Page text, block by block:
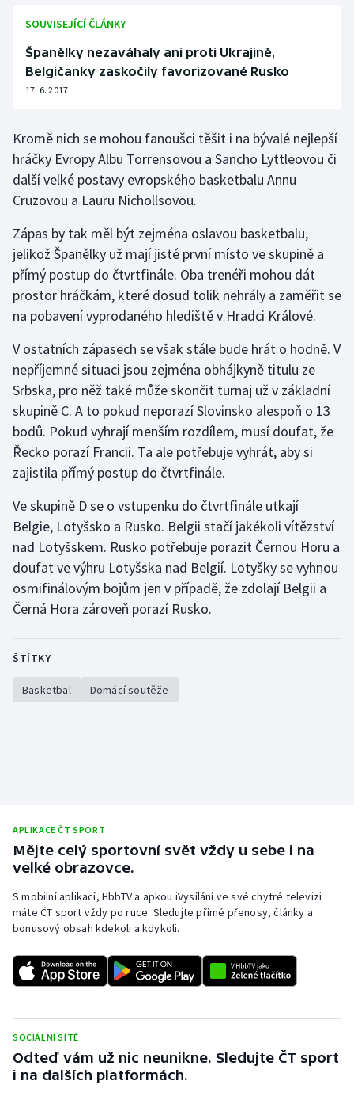
Triatlon
Veslování
Volejbal
Ostatní
SOUVISEJÍCÍ ČLÁNKY
Španělky nezaváhaly ani proti Ukrajině,
Belgičanky zaskočily favorizované Rusko
17. 6. 2017
Kromě nich se mohou fanoušci těšit i na bývalé nejlepší
hráčky Evropy Albu Torrensovou a Sancho Lyttleovou či
další velké postavy evropského basketbalu Annu
Cruzovou a Lauru Nichollsovou.
Zápas by tak měl být zejména oslavou basketbalu,
jelikož Španělky už mají jisté první místo ve skupině a
přímý postup do čtvrtfinále. Oba trenéři mohou dát
prostor hráčkám, které dosud tolik nehrály a zaměřit se
na pobavení vyprodaného hlediště v Hradci Králové.
V ostatních zápasech se však stále bude hrát o hodně. V
nepříjemné situaci jsou zejména obhájkyně titulu ze
Srbska, pro něž také může skončit turnaj už v základní
skupině C. A to pokud neporazí Slovinsko alespoň o 13
bodů. Pokud vyhrají menším rozdílem, musí doufat, že
Řecko porazí Francii. Ta ale potřebuje vyhrát, aby si
zajistila přímý postup do čtvrtfinále.
Ve skupině D se o vstupenku do čtvrtfinále utkají
Belgie, Lotyšsko a Rusko. Belgii stačí jakékoli vítězství
nad Lotyšskem. Rusko potřebuje porazit Černou Horu a
doufat ve výhru Lotyšska nad Belgií. Lotyšky se vyhnou
osmifinálovým bojům jen v případě, že zdolají Belgii a
Černá Hora zároveň porazí Rusko.
ŠTÍTKY
Basketbal Domácí soutěže
APLIKACE ČT SPORT
Mějte celý sportovní svět vždy u sebe i na
velké obrazovce.
S mobilní aplikací, HbbTV a apkou iVysílání ve své chytré televizi
máte ČT sport vždy po ruce. Sledujte přímé přenosy, články a
bonusový obsah kdekoli a kdykoli.
SOCIÁLNÍ SÍTĚ
Odteď vám už nic neunikne. Sledujte ČT sport
i na dalších platformách.